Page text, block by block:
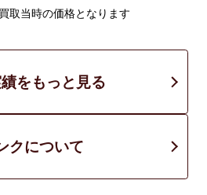
取当時の価格となります
をもっと見る
クについて